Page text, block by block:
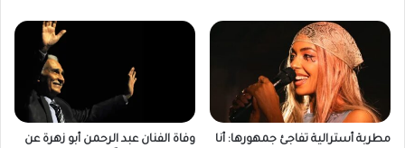
مطربة أسترالية تفاجئ جمهورها: أنا وفاة الفنان عبد الرحمن أبو زهرة عن